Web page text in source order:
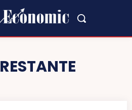
RESTANTE